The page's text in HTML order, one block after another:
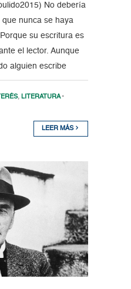
No debería
nunca se haya
su escritura es
el lector. Aunque
alguien escribe
, LITERATURA •
LEER MÁS